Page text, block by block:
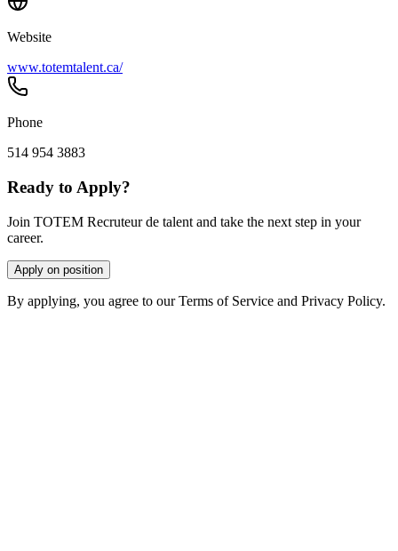
Website
www.totemtalent.ca/
Phone
514 954 3883
Ready to Apply?
Join TOTEM Recruteur de talent and take the next step in your
career.
Apply on position
By applying, you agree to our Terms of Service and Privacy Policy.